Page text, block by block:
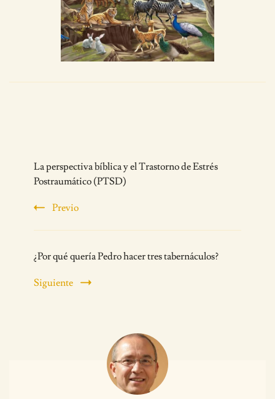
Navigation
La perspectiva bíblica y el Trastorno de Estrés
Postraumático (PTSD)
Previo
¿Por qué quería Pedro hacer tres tabernáculos?
Siguiente